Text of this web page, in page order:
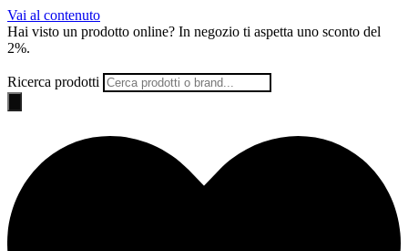
Vai al contenuto
Hai visto un prodotto online? In negozio ti aspetta uno sconto del
2%.
Ricerca prodotti